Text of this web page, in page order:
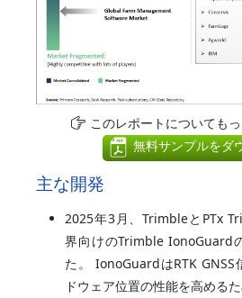
このレポートについても
無料サンプルをダ
主な開発
2025年3月、TrimbleとPTx
界向けのTrimble IonoGuard
た。 IonoGuardはRTK GNSS
ドウェア位置の性能を高める